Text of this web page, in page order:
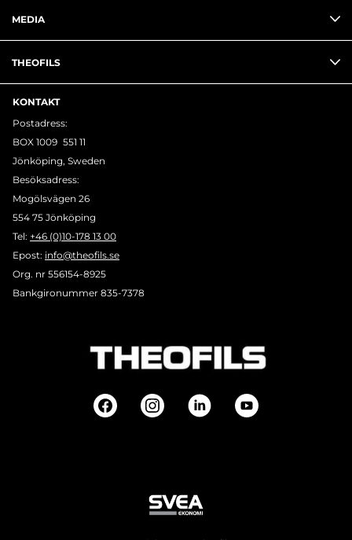
MEDIA
THEOFILS
KONTAKT
Postadress:
BOX 1009 551 11
Jönköping, Sweden
Besöksadress:
Mogölsvägen 26
554 75 Jönköping
Tel: +46 (0)10-178 13 00
Epost: info@theofils.se
Org. nr 556154-8925
Bankgironummer 835-7378